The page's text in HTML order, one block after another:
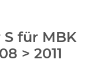
für MBK
> 2011